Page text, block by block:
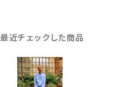
最近チェックした商品